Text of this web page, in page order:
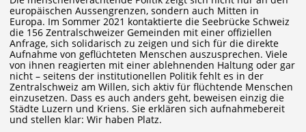
europäischen Aussengrenzen, sondern auch Mitten in
Europa. Im Sommer 2021 kontaktierte die Seebrücke Schweiz
die 156 Zentralschweizer Gemeinden mit einer offiziellen
Anfrage, sich solidarisch zu zeigen und sich für die direkte
Aufnahme von geflüchteten Menschen auszusprechen. Viele
von ihnen reagierten mit einer ablehnenden Haltung oder gar
nicht – seitens der institutionellen Politik fehlt es in der
Zentralschweiz am Willen, sich aktiv für flüchtende Menschen
einzusetzen. Dass es auch anders geht, beweisen einzig die
Städte Luzern und Kriens. Sie erklären sich aufnahmebereit
und stellen klar: Wir haben Platz.